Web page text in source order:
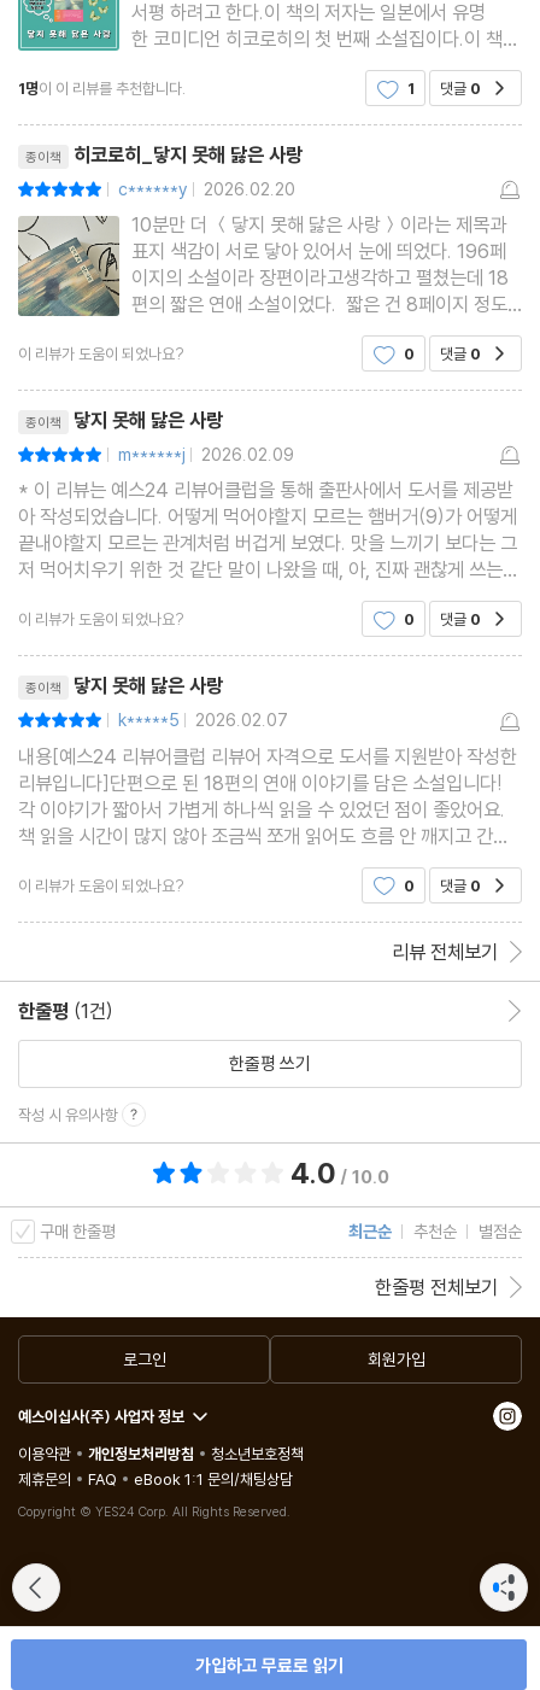
서평 하려고 한다.이 책의 저자는 일본에서 유명
한 코미디언 히코로히의 첫 번째 소설집이다.이 책은
열여덟 편의 연애 이야기를 담고 있으며 다양한 연애
의 모습을 문학적으로 담아낸 단편소설집이다.닿지
못해 닳은 사랑 책에서는 다양한 연애의 순간들을 담
고 있으며 그 순간들의
1명이 이 리뷰를 추천합니다. 1 댓글 0
종이책 히코로히_닿지 못해 닳은 사랑
| c******y | 2026.02.20
10분만 더 ＜닿지 못해 닳은 사랑＞이라는 제목과
표지 색감이 서로 닿아 있어서 눈에 띄었다. 196페
이지의 소설이라 장편이라고생각하고 펼쳤는데 18
편의 짧은 연애 소설이었다. 짧은 건 8페이지 정도
의 분량이었다. "사랑"을 담을 수 있을까? 싶었는데
담아졌다. 아주 간결하게... 너무 무겁지 않고, 그렇다
고 가볍지만은 않은 사랑, 연애 이야기를 읽고 싶었
는데, 이 책이 딱이었다.
이 리뷰가 도움이 되었나요? 0 댓글 0
종이책 닿지 못해 닳은 사랑
| m******j | 2026.02.09
* 이 리뷰는 예스24 리뷰어클럽을 통해 출판사에서 도서를 제공받
아 작성되었습니다. 어떻게 먹어야할지 모르는 햄버거(9)가 어떻게
끝내야할지 모르는 관계처럼 버겁게 보였다. 맛을 느끼기 보다는 그
저 먹어치우기 위한 것 같단 말이 나왔을 때, 아, 진짜 괜찮게 쓰는구
나 싶었다. 마음 속에 있던 처음 보는 저자에 대한 약간의 의심이 걷
어졌다. 그 뒤로는 그저 평범하게 재미있었다.
이 리뷰가 도움이 되었나요? 0 댓글 0
종이책 닿지 못해 닳은 사랑
| k*****5 | 2026.02.07
내용[예스24 리뷰어클럽 리뷰어 자격으로 도서를 지원받아 작성한
리뷰입니다]단편으로 된 18편의 연애 이야기를 담은 소설입니다!
각 이야기가 짧아서 가볍게 하나씩 읽을 수 있었던 점이 좋았어요.
책 읽을 시간이 많지 않아 조금씩 쪼개 읽어도 흐름 안 깨지고 간편
하게 읽히더라구요. 보통 로맨스 소설의 극적이고 엄청난 로맨스가
아니라, 정말 현실적인 사랑을 다루고 있어서 더 몰
이 리뷰가 도움이 되었나요? 0 댓글 0
리뷰 전체보기
한줄평 (1건)
한줄평 쓰기
작성 시 유의사항
4.0 / 10.0
구매 한줄평 최근순 추천순 별점순
한줄평 전체보기
가입하고 무료로 읽기
로그인 회원가입
예스이십사(주) 사업자 정보
이용약관
개인정보처리방침
청소년보호정책
제휴문의
FAQ eBook 1:1 문의/채팅상담
Copyright © YES24 Corp. All Rights Reserved.